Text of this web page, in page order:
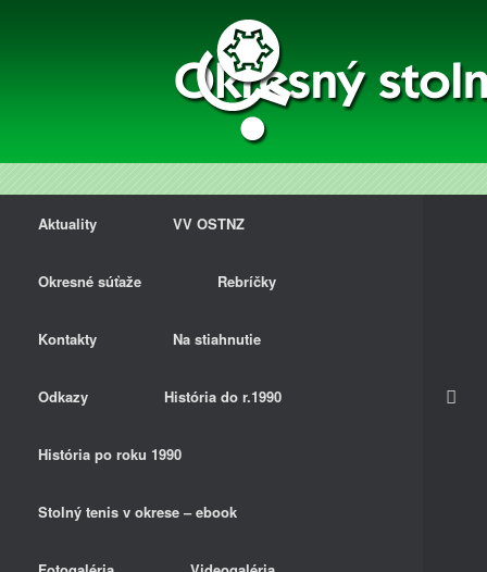
Aktuality VV OSTNZ
Okresné súťaže Rebríčky
Kontakty Na stiahnutie
Odkazy História do r.1990
História po roku 1990
Stolný tenis v okrese – ebook